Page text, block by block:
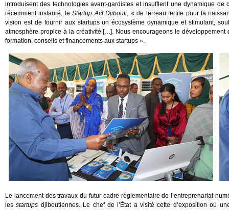
introduisent des technologies avant-gardistes et insufflent une dynamique
récemment instauré, leStartup Act Djibouti, « de terreau fertile pour la
vision est de fournir aux startups un écosystème dynamique et stimulant,
atmosphère propice à la créativité […]. Nous encourageons le développement
formation, conseils et financements aux startups ».
Le lancement des travaux du futur cadre réglementaire de l’entreprenariat
lesstartups djiboutiennes. Le chef de l’État a visité cette d’exposition où